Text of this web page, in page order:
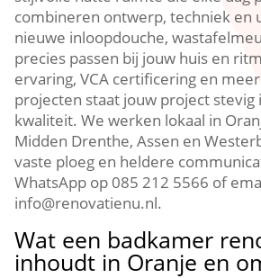
combineren ontwerp, techniek en
nieuwe inloopdouche,
precies passen bij jouw huis en
ervaring, VCA certificering en
projecten staat jouw project stevig
kwaliteit. We werken lokaal in
Midden Drenthe, Assen en
vaste ploeg en heldere
WhatsApp op 085 212 5566 of
info@renovatienu.nl.
Wat een badkamer
inhoudt in Oranje en